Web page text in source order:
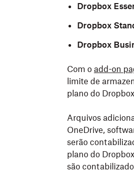
Dropbox
Dropbox
Dropbox
Com o add-on
limite de
plano do
Arquivos
OneDrive,
serão
plano do
são